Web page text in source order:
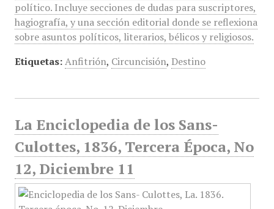
político. Incluye secciones de dudas para suscriptores,
hagiografía, y una sección editorial donde se reflexiona
sobre asuntos políticos, literarios, bélicos y religiosos.
Etiquetas: Anfitrión, Circuncisión, Destino
La Enciclopedia de los Sans-
Culottes, 1836, Tercera Época, No
12, Diciembre 11